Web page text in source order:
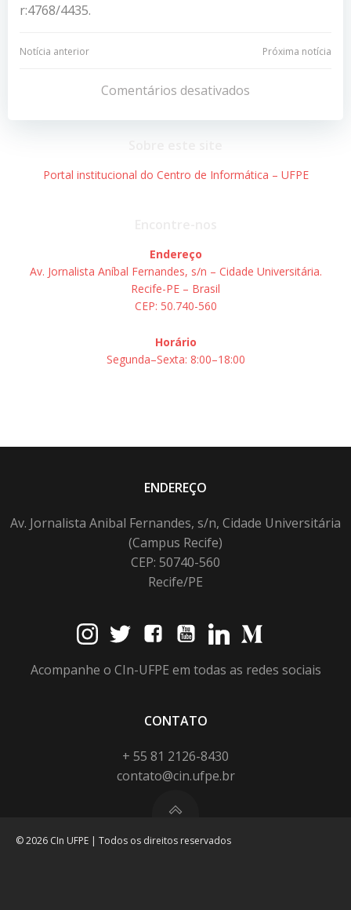
r:4768/4435.
Navegação
Post
Notícia anterior
Navegação
de
Post
Próxima notícia
Comentários desativados
Portal institucional do Centro de Informática – UFPE
Endereço
Av. Jornalista Aníbal Fernandes, s/n – Cidade Universitária.
Recife-PE – Brasil
CEP: 50.740-560
Horário
Segunda–Sexta: 8:00–18:00
ENDEREÇO
Av. Jornalista Anibal Fernandes, s/n, Cidade Universitária
(Campus Recife)
CEP: 50740-560
Recife/PE
Acompanhe o CIn-UFPE em todas as redes sociais
CONTATO
+ 55 81 2126-8430
contato@cin.ufpe.br
© 2026 CIn UFPE | Todos os direitos reservados